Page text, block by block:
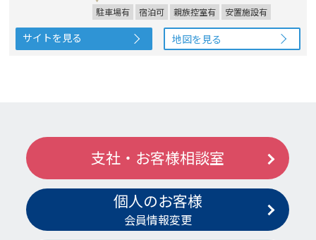
駐車場有 宿泊可 親族控室有 安置施設有
サイトを見る 地図を見る
支社・お客様相談室
個人のお客様
会員情報変更